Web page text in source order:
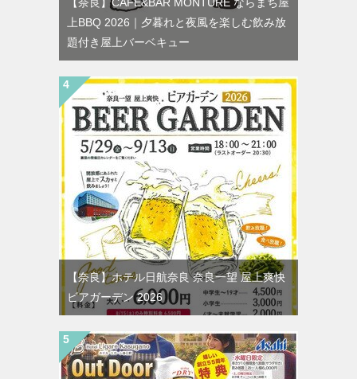
上BBQ 2026｜夕暮れと夜風を楽しむ飲み放
題付き屋上バーベキュー
【奈良】ホテル日航奈良 奈良一望 屋上爽快
ビアガーデン 2026